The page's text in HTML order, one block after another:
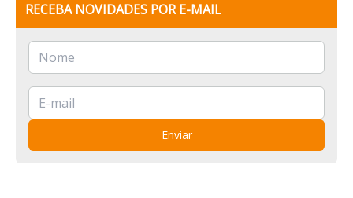
RECEBA NOVIDADES POR E-MAIL
Enviar